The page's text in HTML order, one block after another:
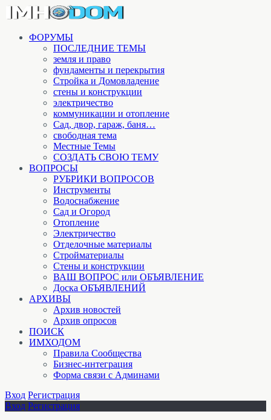
ФОРУМЫ
ПОСЛЕДНИЕ ТЕМЫ
земля и право
фундаменты и перекрытия
Стройка и Домовладение
стены и конструкции
электричество
коммуникации и отопление
Cад, двор, гараж, баня…
свободная тема
Местные Темы
СОЗДАТЬ СВОЮ ТЕМУ
ВОПРОСЫ
РУБРИКИ ВОПРОСОВ
Инструменты
Водоснабжение
Сад и Огород
Отопление
Электричество
Отделочные материалы
Стройматериалы
Стены и конструкции
ВАШ ВОПРОС или ОБЪЯВЛЕНИЕ
Доска ОБЪЯВЛЕНИЙ
АРХИВЫ
Архив новостей
Архив опросов
ПОИСК
ИМХОДОМ
Правила Сообщества
Бизнес-интеграция
Форма связи с Админами
Вход Регистрация
Вход Регистрация